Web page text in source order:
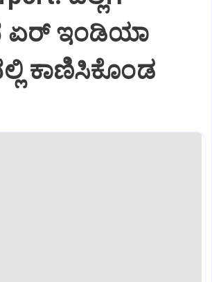
ಏರ್‌ ಇಂಡಿಯಾ
ಕಾಣಿಸಿಕೊಂಡ